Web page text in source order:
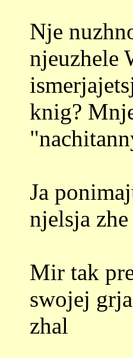
Nje
njeuzhele
knig?
Ja
njelsja
Mir tak
swojej
zhal